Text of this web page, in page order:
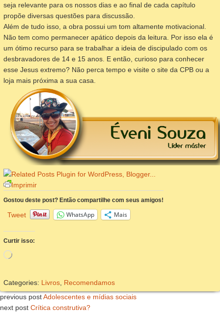
seja relevante para os nossos dias e ao final de cada capítulo
propõe diversas questões para discussão.
Além de tudo isso, a obra possui um tom altamente motivacional.
Não tem como permanecer apático depois da leitura. Por isso ela é
um ótimo recurso para se trabalhar a ideia de discipulado com os
desbravadores de 14 e 15 anos. E então, curioso para conhecer
esse Jesus extremo? Não perca tempo e visite o site da CPB ou a
loja mais próxima a sua casa.
Imprimir
Gostou deste post? Então compartilhe com seus amigos!
Tweet WhatsApp Mais
Curtir isso:
Carregando...
Categories: Livros Recomendamos
previous postAdolescentes e mídias sociais
next post Crítica construtiva?